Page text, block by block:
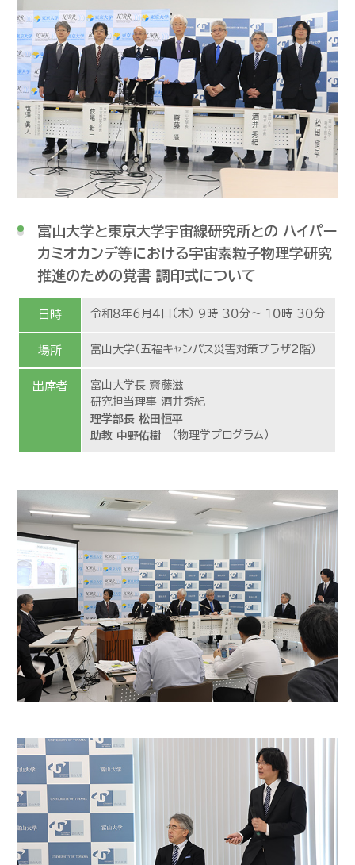
富山大学と東京大学宇宙線研究所との ハイパー
カミオカンデ等における宇宙素粒子物理学研究
推進のための覚書 調印式について
日時 令和８年６月４日（木） ９時 ３０分～ １０時 ３０分
場所 富山大学（五福キャンパス災害対策プラザ2階）
出席者
富山大学長 齋藤滋
研究担当理事 酒井秀紀
理学部長 松田恒平
助教 中野佑樹 （物理学プログラム）